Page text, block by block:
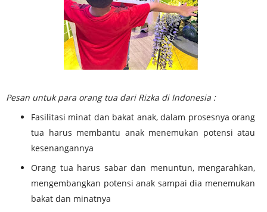
Pesan untuk para orang tua dari Rizka di Indonesia :
Fasilitasi minat dan bakat anak, dalam prosesnya orang
tua harus membantu anak menemukan potensi atau
kesenangannya
Orang tua harus sabar dan menuntun, mengarahkan,
mengembangkan potensi anak sampai dia menemukan
bakat dan minatnya